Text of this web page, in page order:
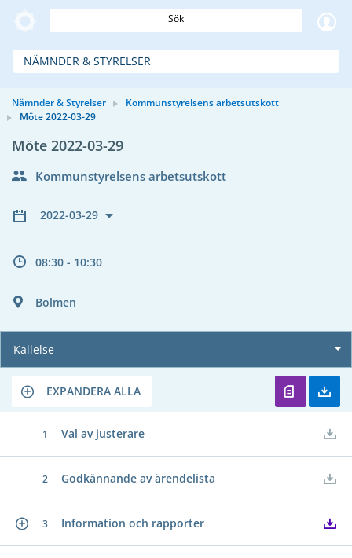
Sök
NÄMNDER & STYRELSER
Nämnder & Styrelser
Kommunstyrelsens arbetsutskott
Möte 2022-03-29
Möte 2022-03-29
Kommunstyrelsens arbetsutskott
2022-03-29
08:30 - 10:30
Bolmen
Kallelse
EXPANDERA ALLA
1 Val av justerare
2 Godkännande av ärendelista
3 Information och rapporter